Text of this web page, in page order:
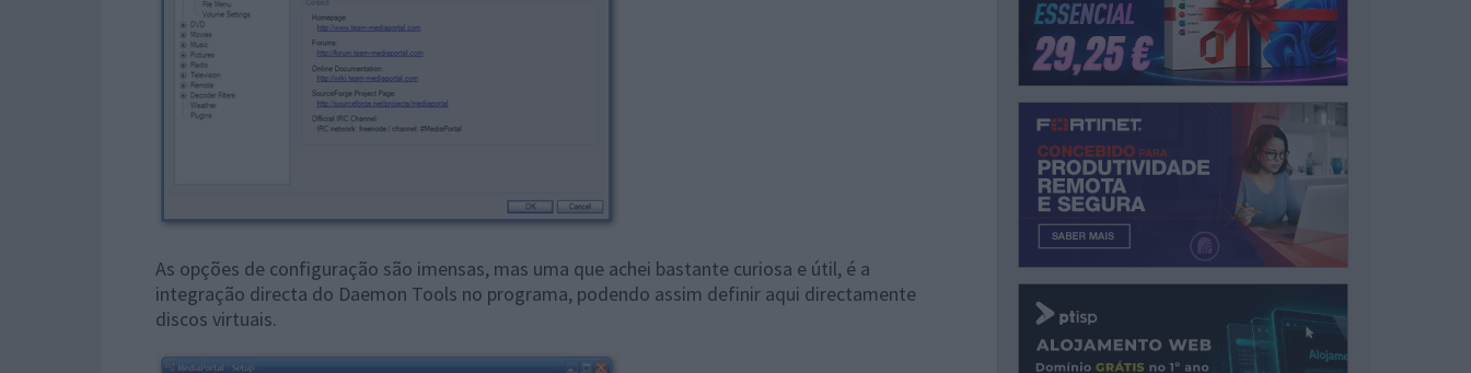
As opções de configuração são imensas, mas uma que achei bastante curiosa e útil, é a
integração directa do Daemon Tools no programa, podendo assim definir aqui directamente
discos virtuais.